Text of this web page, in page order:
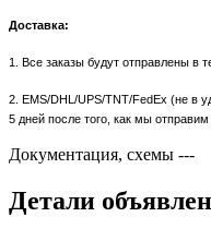
Доставка:
1. Все заказы будут отправлены в
2. EMS/DHL/UPS/TNT/FedEx (не в
5 дней после того, как мы отправим
Документация, схемы ---
Детали